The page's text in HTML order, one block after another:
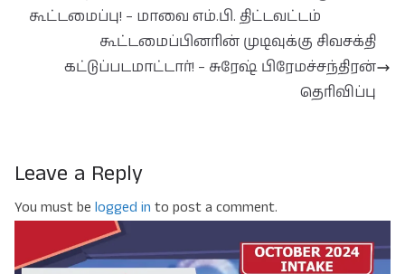
கூட்டமைப்பு! – மாவை எம்.பி. திட்டவட்டம்
கூட்டமைப்பினரின் முடிவுக்கு சிவசக்தி
கட்டுப்படமாட்டார்! – சுரேஷ் பிரேமச்சந்திரன்
தெரிவிப்பு
Leave a Reply
You must be logged in to post a comment.